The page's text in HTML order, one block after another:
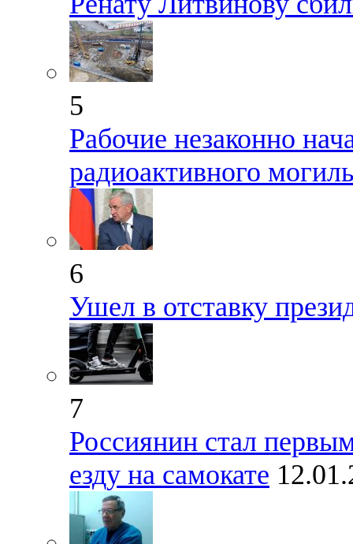
5
Рабочие незаконно
радиоактивного
6
Ушел в отставку
7
Россиянин стал
езду на самокате